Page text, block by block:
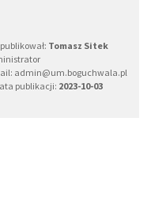
Tomasz Sitek
admin@um.boguchwala.pl
publikacji: 2023-10-03